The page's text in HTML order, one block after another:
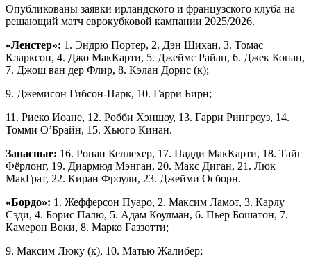
Опубликованы заявки ирландского и французского клуба на
решающий матч еврокубковой кампании 2025/2026.
«Ленстер»: 1. Эндрю Портер, 2. Дэн Шихан, 3. Томас
Кларксон, 4. Джо МакКарти, 5. Джеймс Райан, 6. Джек Конан,
7. Джош ван дер Флир, 8. Кэлан Дорис (к);
9. Джемисон Гибсон-Парк, 10. Гарри Бирн;
11. Риеко Иоане, 12. Робби Хэншоу, 13. Гарри Рингроуз, 14.
Томми О’Брайн, 15. Хьюго Кинан.
Запасные: 16. Ронан Келлехер, 17. Падди МакКарти, 18. Тайг
Фёрлонг, 19. Диармюд Мэнган, 20. Макс Диган, 21. Люк
МакГрат, 22. Киран Фроули, 23. Джейми Осборн.
«Бордо»: 1. Жефферсон Пуаро, 2. Максим Ламот, 3. Карлу
Сэди, 4. Борис Палю, 5. Адам Коулман, 6. Пьер Бошатон, 7.
Камерон Воки, 8. Марко Газзотти;
9. Максим Люку (к), 10. Матью Жалибер;